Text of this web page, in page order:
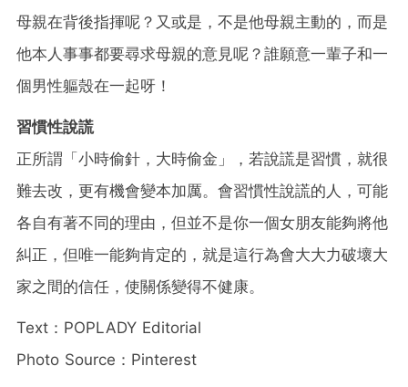
母親在背後指揮呢？又或是，不是他母親主動的，而是
他本人事事都要尋求母親的意見呢？誰願意一輩子和一
個男性軀殼在一起呀！
習慣性說謊
正所謂「小時偷針，大時偷金」，若說謊是習慣，就很
難去改，更有機會變本加厲。會習慣性說謊的人，可能
各自有著不同的理由，但並不是你一個女朋友能夠將他
糾正，但唯一能夠肯定的，就是這行為會大大力破壞大
家之間的信任，使關係變得不健康。
Text：POPLADY Editorial
Photo Source：Pinterest